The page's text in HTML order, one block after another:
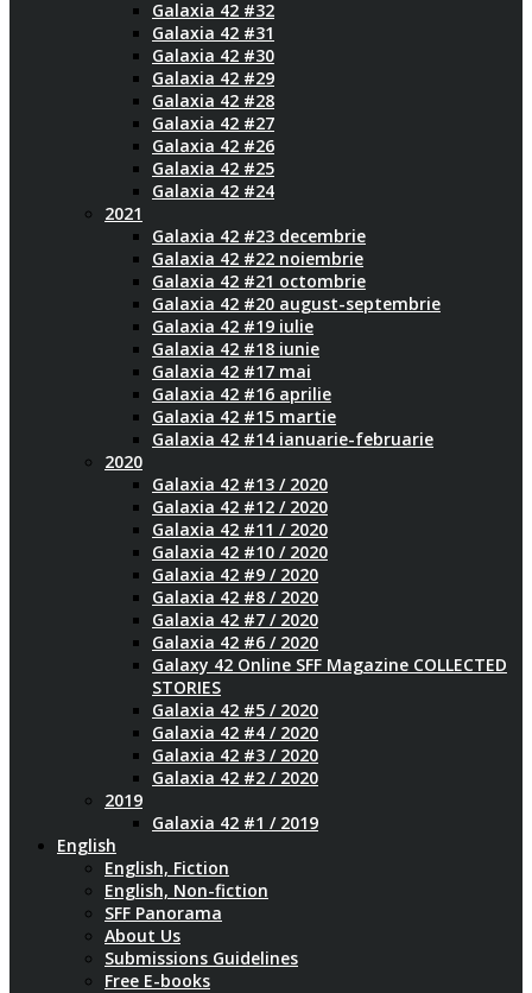
Galaxia 42 #32
Galaxia 42 #31
Galaxia 42 #30
Galaxia 42 #29
Galaxia 42 #28
Galaxia 42 #27
Galaxia 42 #26
Galaxia 42 #25
Galaxia 42 #24
2021
Galaxia 42 #23 decembrie
Galaxia 42 #22 noiembrie
Galaxia 42 #21 octombrie
Galaxia 42 #20 august-septembrie
Galaxia 42 #19 iulie
Galaxia 42 #18 iunie
Galaxia 42 #17 mai
Galaxia 42 #16 aprilie
Galaxia 42 #15 martie
Galaxia 42 #14 ianuarie-februarie
2020
Galaxia 42 #13 / 2020
Galaxia 42 #12 / 2020
Galaxia 42 #11 / 2020
Galaxia 42 #10 / 2020
Galaxia 42 #9 / 2020
Galaxia 42 #8 / 2020
Galaxia 42 #7 / 2020
Galaxia 42 #6 / 2020
Galaxy 42 Online SFF Magazine COLLECTED
STORIES
Galaxia 42 #5 / 2020
Galaxia 42 #4 / 2020
Galaxia 42 #3 / 2020
Galaxia 42 #2 / 2020
2019
Galaxia 42 #1 / 2019
English
English, Fiction
English, Non-fiction
SFF Panorama
About Us
Submissions Guidelines
Free E-books